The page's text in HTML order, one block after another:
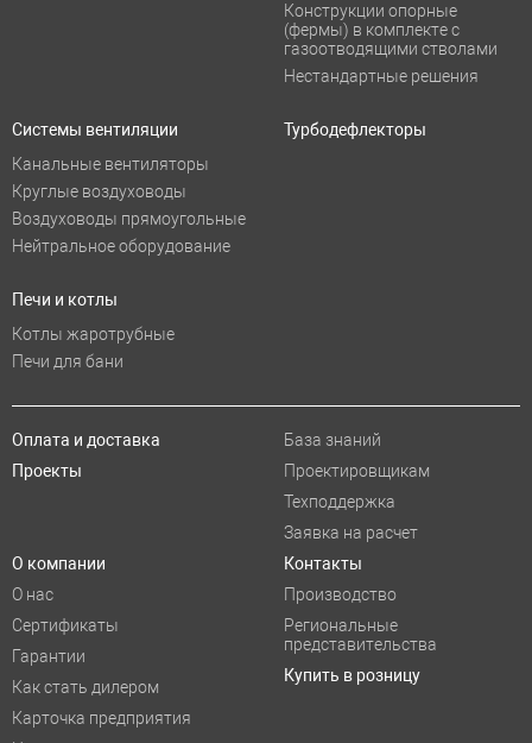
Конструкции опорные
(фермы) в комплекте с
газоотводящими стволами
Нестандартные решения
Системы вентиляции
Канальные вентиляторы
Круглые воздуховоды
Воздуховоды прямоугольные
Нейтральное оборудование
Турбодефлекторы
Печи и котлы
Котлы жаротрубные
Печи для бани
Оплата и доставка
Проекты
База знаний
Проектировщикам
Техподдержка
Заявка на расчет
О компании
О нас
Сертификаты
Гарантии
Как стать дилером
Карточка предприятия
Контакты
Производство
Региональные
представительства
Купить в розницу